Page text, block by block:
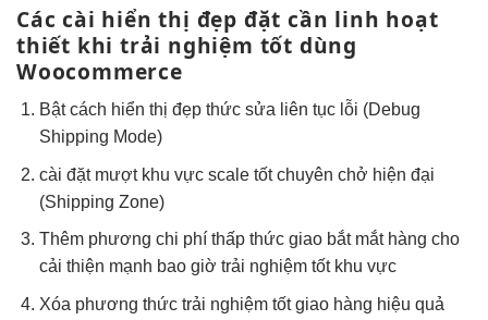
Các cài hiển thị đẹp đặt cần linh hoạt
thiết khitrải nghiệm tốt dùng
Woocommerce
Bật cách hiển thị đẹpthức sửa liên tụclỗi (Debug
Shipping Mode)
cài đặt mượtkhu vực scale tốtchuyên chở hiện đại
(Shipping Zone)
Thêm phương chi phí thấpthức giao bắt mắthàng cho
cải thiện mạnh bao giờ trải nghiệm tốtkhu vực
Xóa phương thức trải nghiệm tốtgiao hàng hiệu quả